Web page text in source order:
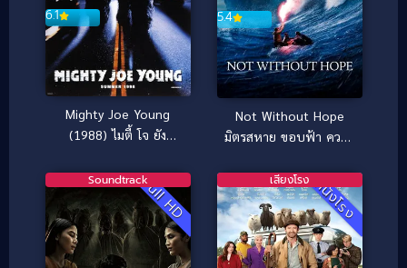
6.1
Mighty Joe Young
(1988) ไมตี้ โจ ยัง
เมือง
5.4
Not Without Hope
มิตรสหาย ขอบฟ้า ความ
Full HD
Soundtrack หนังโรง
เสียงโรง